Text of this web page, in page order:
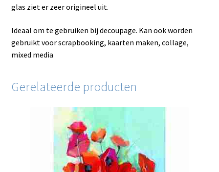
glas ziet er zeer origineel uit.
Ideaal om te gebruiken bij decoupage. Kan ook worden
gebruikt voor scrapbooking, kaarten maken, collage,
mixed media
Gerelateerde producten